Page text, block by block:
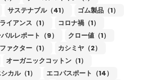
サステナブル（41）
ゴム製品（1）
イアンス（1）
コロナ禍（1）
ルレポート（9）
クロー値（1）
ァクター（1）
カシミヤ（2）
オーガニックコットン（1）
カル（1）
エコパスポート（14）